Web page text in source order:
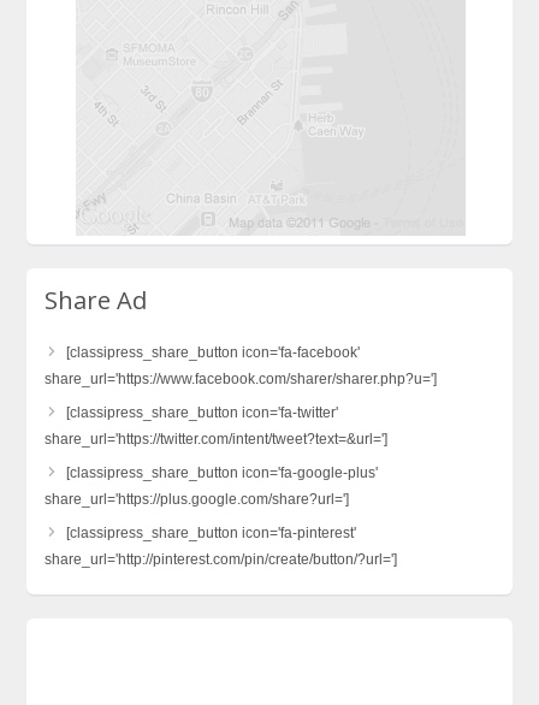
Share Ad
[classipress_share_button icon='fa-facebook'
share_url='https://www.facebook.com/sharer/sharer.php?u=']
[classipress_share_button icon='fa-twitter'
share_url='https://twitter.com/intent/tweet?text=&url=']
[classipress_share_button icon='fa-google-plus'
share_url='https://plus.google.com/share?url=']
[classipress_share_button icon='fa-pinterest'
share_url='http://pinterest.com/pin/create/button/?url=']